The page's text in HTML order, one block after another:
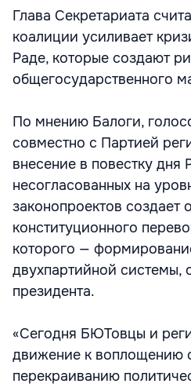
Глава Секретариата
коалиции усиливает
Раде, которые создают
общегосударственного
По мнению Балоги,
совместно с Партией
внесение в повестку дня
несогласованных на
законопроектов создает
конституционного
которого —
двухпартийной системы,
президента.
«Сегодня БЮТовцы и
движение к воплощению
перекраиванию